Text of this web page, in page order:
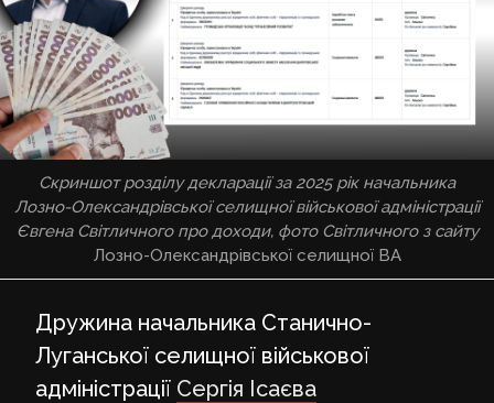
Скриншот розділу декларації за 2025 рік начальника
Лозно-Олександрівської селищної військової адміністрації
Євгена Світличного про доходи, фото Світличного з сайту
Лозно-Олександрівської селищної ВА
Дружина начальника Станично-
Луганської селищної військової
адміністрації Сергія Ісаєва